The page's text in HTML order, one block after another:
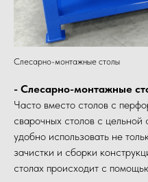
Слесарно-монтажные столы
- Слесарно-монтажные
Часто вместо столов с
сварочных столов с цельной
удобно использовать не
зачистки и сборки
столах происходит с